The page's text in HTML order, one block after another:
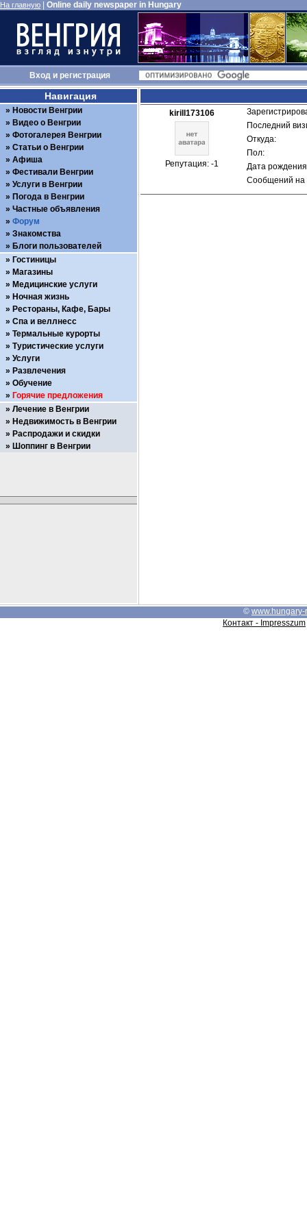
На главную Online daily newspaper in Hungary
Входи регистрация
kirill173106
Репутация: -1
Последний
Откуда:
Пол:
Дата
Сообщений на
Навигация
Новости Венгрии
Видео о Венгрии
Фотогалерея Венгрии
Статьи о Венгрии
Афиша
Фестивали Венгрии
Услуги в Венгрии
Погода в Венгрии
Частные объявления
Форум
Знакомства
Блоги пользователей
Гостиницы
Магазины
Медицинские услуги
Ночная жизнь
Рестораны, Кафе, Бары
Спа и веллнесс
Термальные курорты
Туристические услуги
Услуги
Развлечения
Обучение
Горячие предложения
Лечение в Венгрии
Недвижимость в Венгрии
Распродажи и скидки
Шоппинг в Венгрии
© www.hungary-
Контакт - Impresszum